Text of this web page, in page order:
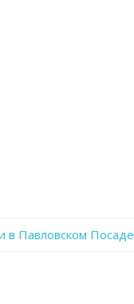
в Павловском Посаде